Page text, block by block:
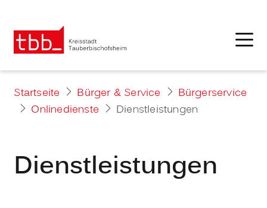
Startseite Bürger & Service
Bürgerservice
Onlinedienste
Dienstleistungen
Dienstleistungen